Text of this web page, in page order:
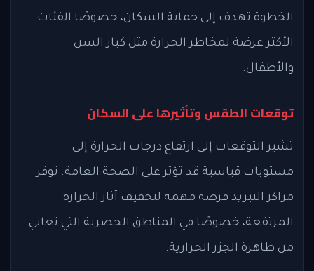
الخطوة تهدف إلى حماية السكان، خصوصًا الفئات
الأكثر عرضة لمخاطر الحرارة مثل كبار السن
والأطفال.
توقعات الطقس وتأثيرها على السكان
تشير التوقعات إلى ارتفاع درجات الحرارة إلى
مستويات قياسية قد تؤثر على الصحة العامة. توفر
مراكز التبريد فرصة مهمة لتخفيف آثار الحرارة
المرتفعة، خصوصًا في المناطق الحضرية التي تعاني
من ظاهرة الجزر الحرارية.